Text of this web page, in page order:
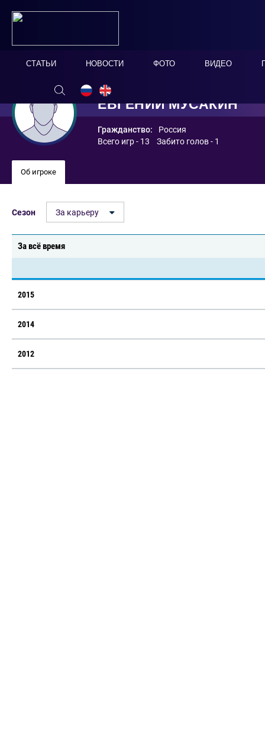
СТАТЬИ НОВОСТИ ФОТО ВИДЕО
ЕВГЕНИЙ МУСАКИН
Гражданство:
Россия
Всего игр - 13 Забито голов - 1
Об игроке
Сезон За карьеру
За всё время
2015
2014
2012